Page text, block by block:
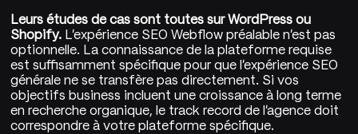
Leurs études de cas sont toutes sur WordPress ou
Shopify. L'expérience SEO Webflow préalable n'est pas
optionnelle. La connaissance de la plateforme requise
est suffisamment spécifique pour que l'expérience SEO
générale ne se transfère pas directement. Si vos
objectifs business incluent une croissance à long terme
en recherche organique, le track record de l'agence doit
correspondre à votre plateforme spécifique.